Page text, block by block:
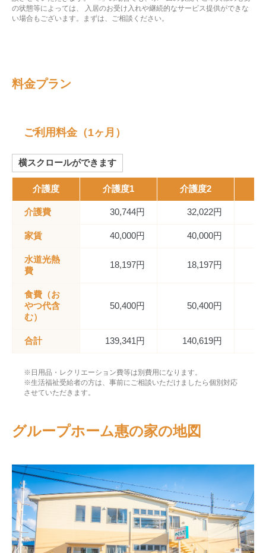
の状態等によっては、 入居のお受け入れや継続的なサービス提供ができな
い場合もございます。まずは、ご相談ください。
料金プラン
ご利用料金（1ヶ月）
横スクロールができます
介護度 介護度1 介護度2
介護費 30,744円 32,022円
家賃 40,000円 40,000円
水道光熱
費
18,197円 18,197円
食費（お
やつ代含
む）
50,400円 50,400円
合計 139,341円 140,619円
※日用品・レクリエーション費等は別費用になります。
※生活福祉受給者の方は、事前にご相談いただけましたら個別対応
させていただきます。
グループホーム惠の家の地図